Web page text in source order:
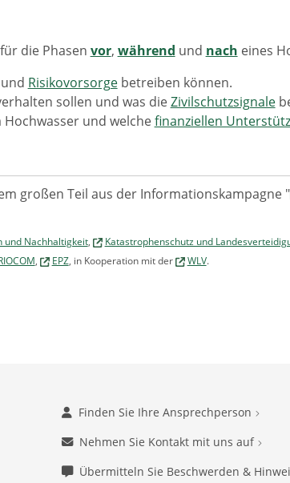
die Phasen vor, während und nach eines
Risikovorsorgebetreiben können.
sollen und was dieZivilschutzsignale
Hochwasser und welchefinanziellen
großen Teil aus der Informationskampagne "
und Nachhaltigkeit, Katastrophenschutz und
, EPZ, in Kooperation mit der WLV.
Finden Sie Ihre Ansprechperson
Nehmen Sie Kontakt mit uns auf
Übermitteln Sie Beschwerden &